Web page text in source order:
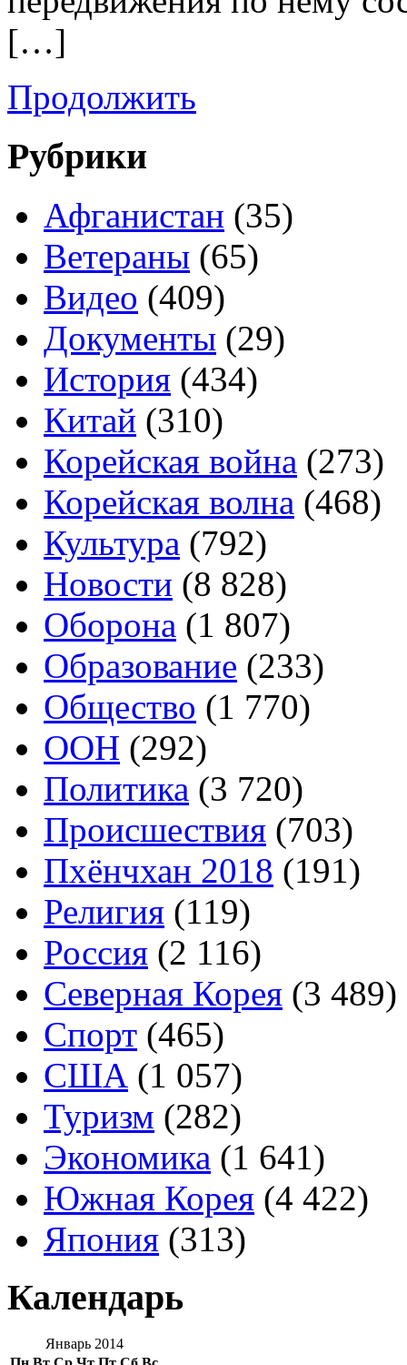
[…]
Продолжить
Рубрики
Афганистан (35)
Ветераны (65)
Видео (409)
Документы (29)
История (434)
Китай (310)
Корейская война (273)
Корейская волна (468)
Культура (792)
Новости (8 828)
Оборона (1 807)
Образование (233)
Общество (1 770)
ООН (292)
Политика (3 720)
Происшествия (703)
Пхёнчхан 2018 (191)
Религия (119)
Россия (2 116)
Северная Корея (3 489)
Спорт (465)
США (1 057)
Туризм (282)
Экономика (1 641)
Южная Корея (4 422)
Япония (313)
Календарь
Январь 2014